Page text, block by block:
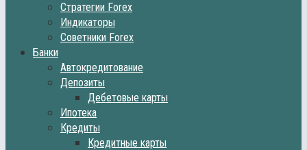
Стратегии Forex
Индикаторы
Советники Forex
Банки
Автокредитование
Депозиты
Дебетовые карты
Ипотека
Кредиты
Кредитные карты